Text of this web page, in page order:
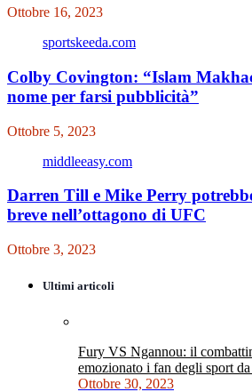
Ottobre 16, 2023
sportskeeda.com
Colby Covington: “Islam
nome per farsi pubblicità”
Ottobre 5, 2023
middleeasy.com
Darren Till e Mike Perry
breve nell’ottagono di UFC
Ottobre 3, 2023
Ultimi articoli
Fury VS Ngannou: il
emozionato i fan degli sport
Ottobre 30, 2023